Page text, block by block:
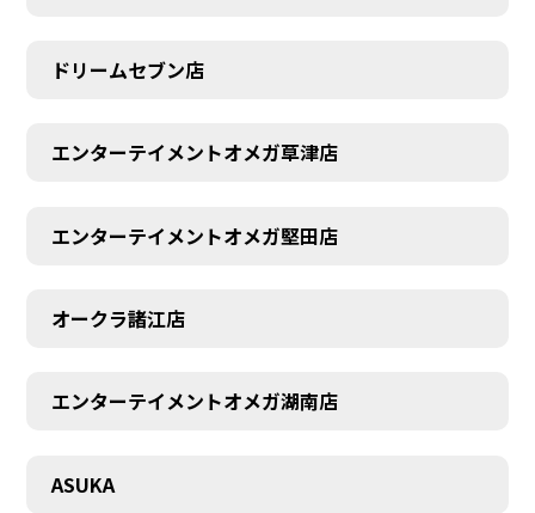
CONTACT
ドリームセブン店
エンターテイメントオメガ草津店
エンターテイメントオメガ堅田店
オークラ諸江店
エンターテイメントオメガ湖南店
ASUKA